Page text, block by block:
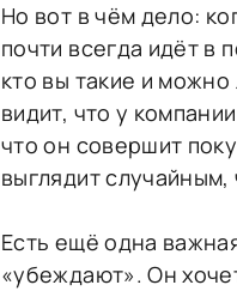
Но вот в чём дело:
почти всегда идёт в
кто вы такие и
видит, что у
что он совершит
выглядит
Есть ещё одна
«убеждают». Он